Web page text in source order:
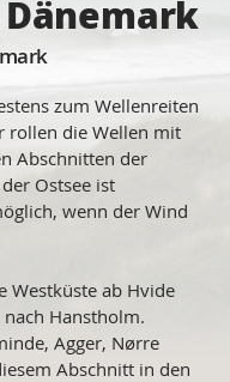
zum Wellenreiten
rollen die Wellen mit
Abschnitten der
Ostsee ist
wenn der Wind
Westküste ab Hvide
Hanstholm.
Agger, Nørre
Abschnitt in den